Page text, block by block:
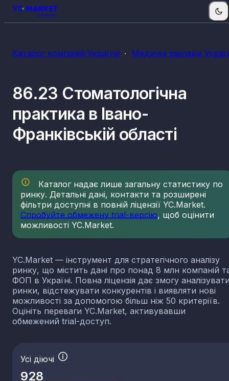
Каталог компаній України Медичні заклади
86.23 Стоматологічна
практика в Івано-
Франківській області
Каталог надає лише загальну статистику по
ринку. Детальні дані, контакти та розширені
фільтри доступні в повній ліцензії YC.Market.
Спробуйте обмежену trial-версію, щоб оцінити
можливості YC.Market.
YC.Market — інструмент для стратегічного аналізу
ринку, що містить дані про понад 8 млн компаній
ФОП в Україні. Повна ліцензія дає змогу
ринки, відстежувати конкурентів і виявляти нові
можливості за допомогою більш ніж 50 критеріїв.
Оцініть переваги YC.Market, активувавши
обмежений trial-доступ.
Усі діючі
928